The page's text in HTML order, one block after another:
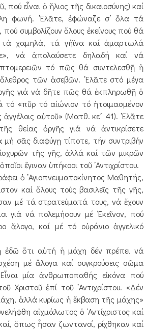
εἶναι ὁ ἥλιος τῆς δικαιοσύνης) καί
φωνή. ᾿Ελᾶτε, ἐφώναζε σ’ ὅλα τά
συμβολίζουν ὅλους ἐκείνους πού θά
τά χαμηλά, τά γήϊνα καί ἁμαρτωλά
νά ἀπολαύσετε δηλαδή καί νά
τό πῶς θά συντελεσθῇ ἡ
τῶν ἀσεβῶν. ᾿Ελᾶτε στό μέγα
γιά νά δῆτε πῶς θά ἐκπληρωθῇ ὁ
τό «πῦρ τό αἰώνιον τό ἡτοιμασμένον
ἀγγέλοις αὐτοῦ» (Ματθ. κε´ 41). ᾿Ελᾶτε
θείας ὀργῆς γιά νά ἀντικρίσετε
σᾶς διαφύγῃ τίποτε, τήν συντριβήν
τῆς γῆς, ἀλλά καί τῶν μικρῶν
ἔγιναν ὑπήκοοι τοῦ ᾿Αντιχρίστου.
ὁ ῾Αγιοπνευματοκίνητος Μαθητής,
καί ὅλους τούς βασιλεῖς τῆς γῆς,
μέ τά στρατεύματά τους, νά ἔχουν
γιά νά πολεμήσουν μέ ᾿Εκεῖνον, πού
ἄλογο, καί μέ τό οὐράνιο ἀγγελικό
ἐδῶ ὅτι αὐτή ἡ μάχη δέν πρέπει νά
μέ ἄλογα καί συγκρούσεις σῶμα
μία ἀνθρωποπαθής εἰκόνα πού
Χριστοῦ ἐπί τοῦ ᾿Αντιχρίστου. «Δέν
ἀλλά κυρίως ἡ ἔκβαση τῆς μάχης»
αἰχμάλωτος ὁ ᾿Αντίχριστος καί
ὅπως ἦσαν ζωντανοί, ρίχθηκαν καί